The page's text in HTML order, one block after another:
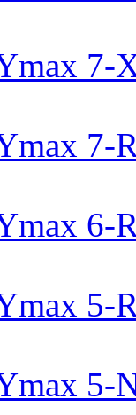
7-
7-
6-
5-
5-